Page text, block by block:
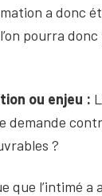
a donc
pourra
ou enjeu :
?
que l’intimé a